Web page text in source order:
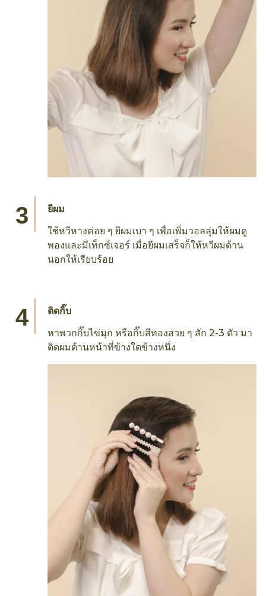
ยีผม
ใช้หวีหางค่อย ๆ ยีผมเบา ๆ เพื่อเพิ่มวอลลุ่มให้ผมดู
พองและมีเท็กซ์เจอร์ เมื่อยีผมเสร็จก็ให้หวีผมด้าน
นอกให้เรียบร้อย
หาพวกกิ๊บไข่มุก หรือกิ๊บสีทองสวย ๆ สัก 2-3 ตัว มา
ติดผมด้านหน้าที่ข้างใดข้างหนึ่ง